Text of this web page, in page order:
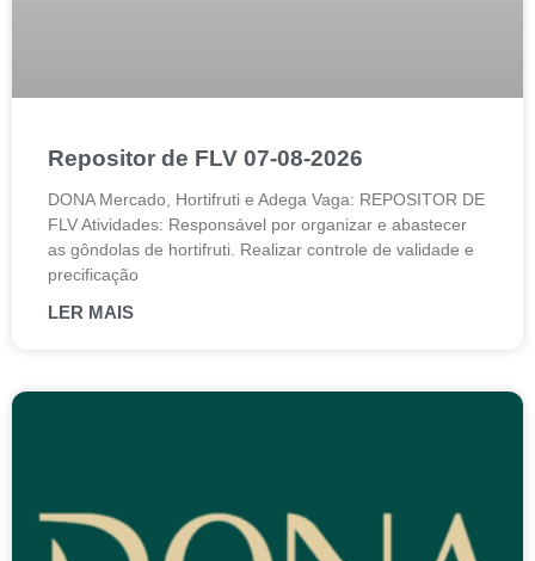
Repositor de FLV 07-08-2026
DONA Mercado, Hortifruti e Adega Vaga: REPOSITOR DE
FLV Atividades: Responsável por organizar e abastecer
as gôndolas de hortifruti. Realizar controle de validade e
precificação
LER MAIS